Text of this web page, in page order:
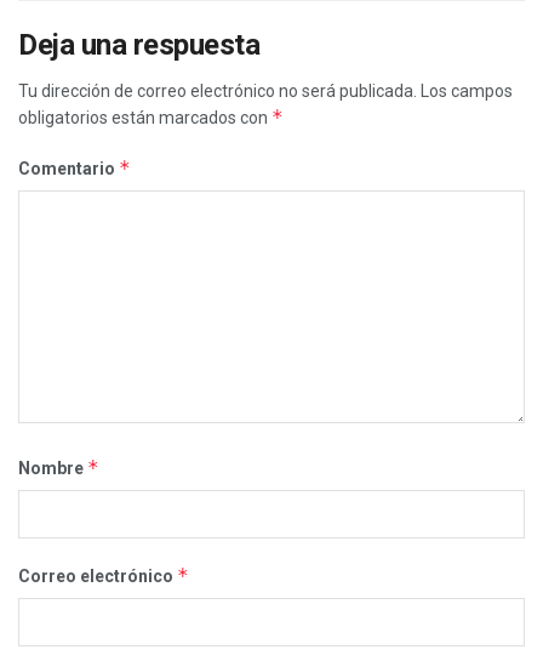
Deja una respuesta
Tu dirección de correo electrónico no será publicada. Los campos
obligatorios están marcados con *
Comentario *
Nombre *
Correo electrónico *